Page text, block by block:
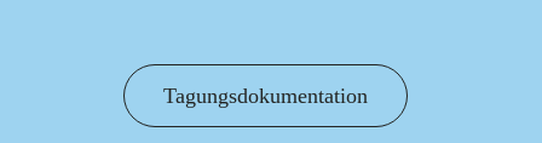
Tagungsdokumentation